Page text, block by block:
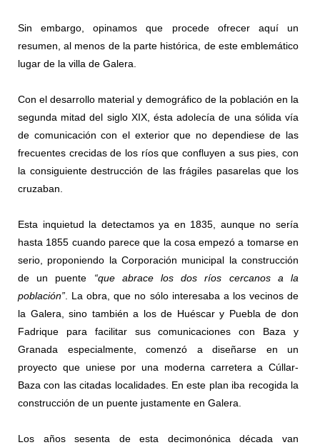
Sin embargo, opinamos que procede ofrecer aquí un
resumen, al menos de la parte histórica, de este emblemático
lugar de la villa de Galera.
Con el desarrollo material y demográfico de la población en la
segunda mitad del siglo XIX, ésta adolecía de una sólida vía
de comunicación con el exterior que no dependiese de las
frecuentes crecidas de los ríos que confluyen a sus pies, con
la consiguiente destrucción de las frágiles pasarelas que los
cruzaban.
Esta inquietud la detectamos ya en 1835, aunque no sería
hasta 1855 cuando parece que la cosa empezó a tomarse en
serio, proponiendo la Corporación municipal la construcción
de un puente “que abrace los dos ríos cercanos a la
población” . La obra, que no sólo interesaba a los vecinos de
la Galera, sino también a los de Huéscar y Puebla de don
Fadrique para facilitar sus comunicaciones con Baza y
Granada especialmente, comenzó a diseñarse en un
proyecto que uniese por una moderna carretera a Cúllar-
Baza con las citadas localidades. En este plan iba recogida la
construcción de un puente justamente en Galera.
Los años sesenta de esta decimonónica década van